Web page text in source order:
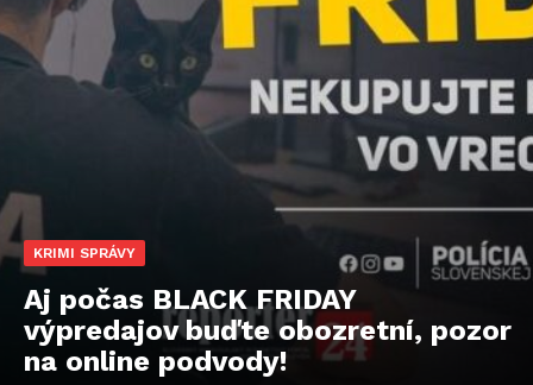
KRIMI SPRÁVY
Aj počas BLACK FRIDAY
výpredajov buďte obozretní, pozor
na online podvody!